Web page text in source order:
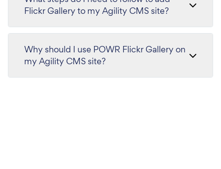
Flickr Gallery to my Agility CMS site?
Why should I use POWR Flickr Gallery on
my Agility CMS site?